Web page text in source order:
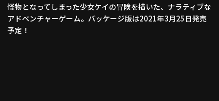
怪物となってしまった少女ケイの冒険を描いた、ナラティブな
アドベンチャーゲーム。パッケージ版は2021年3月25日発売
予定！